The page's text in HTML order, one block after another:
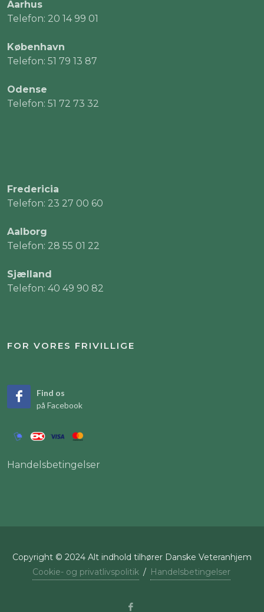
Aarhus
Telefon: 20 14 99 01
København
Telefon: 51 79 13 87
Odense
Telefon: 51 72 73 32
Fredericia
Telefon: 23 27 00 60
Aalborg
Telefon: 28 55 01 22
Sjælland
Telefon: 40 49 90 82
FOR VORES FRIVILLIGE
Find os
på Facebook
Handelsbetingelser
Copyright © 2024 Alt indhold tilhører Danske Veteranhjem
Cookie- og privatlivspolitik / Handelsbetingelser